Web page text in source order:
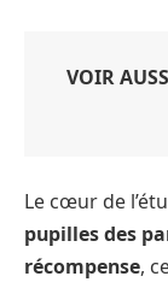
VOIR
Le cœur de
pupilles des
récompense,